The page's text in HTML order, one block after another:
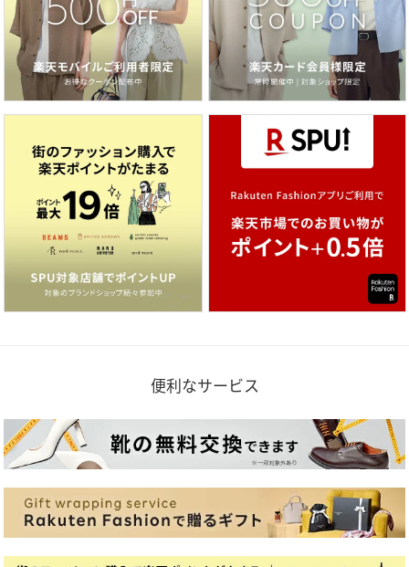
便利なサービス